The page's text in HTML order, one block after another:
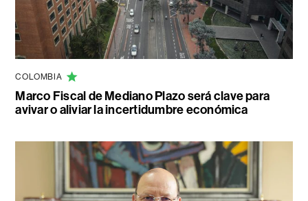
COLOMBIA
Marco Fiscal de Mediano Plazo será clave para
avivar o aliviar la incertidumbre económica